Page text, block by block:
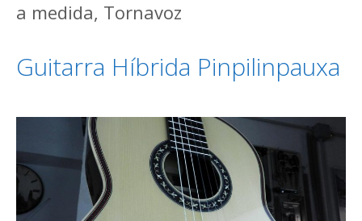
a medida, Tornavoz
Guitarra Híbrida Pinpilinpauxa